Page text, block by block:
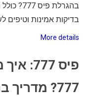
בהגרלת
בדיקות אמינות וטיפים
More details
פיס
777? מדריך ברור ומשלים